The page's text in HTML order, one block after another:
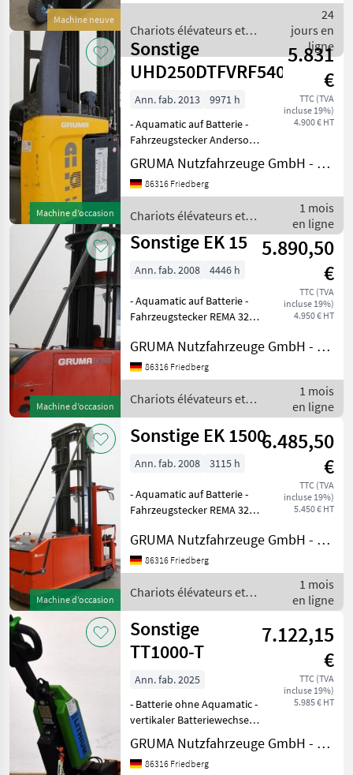
Machine neuve
U/min - mit
Chariots élévateurs et
techniques de stockage /
Sonstige
24
jours en
ligne
Machine d’occasion
Sonstige
UHD250DTFVRF540
5.831
€
TTC (TVA
incluse 19%)
4.900 € HT
Ann. fab. 2013
9971 h
- Aquamatic auf Batterie -
Fahrzeugstecker Anderson
320A - seitlicher
Batteriewechsel ohne
Rollen - Fahrzeug:
Mast:
Doppelzusatzhydraulik - S
GRUMA Nutzfahrzeuge GmbH - Staplertechnik
86316 Friedberg
Chariots élévateurs et
techniques de stockage /
Sonstige
1 mois
en ligne
Machine d’occasion
Sonstige EK 15
5.890,50
€
TTC (TVA
incluse 19%)
4.950 € HT
Ann. fab. 2008 4446 h
- Aquamatic auf Batterie -
Fahrzeugstecker REMA 320A
mit Rollen - Gabelträger -
Schwenkgabel -
Stahlrahmen - 180°-
Lenkung - Mastschutz:
GRUMA Nutzfahrzeuge GmbH - Staplertechnik
86316 Friedberg
Chariots élévateurs et
techniques de stockage /
Sonstige
1 mois
en ligne
Machine d’occasion
Sonstige EK 15006.485,50
€
TTC (TVA
incluse 19%)
5.450 € HT
Ann. fab. 2008 3115 h
- Aquamatic auf Batterie -
Fahrzeugstecker REMA 320A
mit Rollen - Gabelträger -
Schwenkgabel -
Stahlrahmen - 180°-
Lenkung - Mastschutz:
GRUMA Nutzfahrzeuge GmbH - Staplertechnik
86316 Friedberg
Chariots élévateurs et
techniques de stockage /
Sonstige
1 mois
en ligne
Sonstige
TT1000-T
7.122,15
€
TTC (TVA
incluse 19%)
5.985 € HT
Ann. fab. 2025
- Batterie ohne Aquamatic -
vertikaler Batteriewechsel -
SafetySpeed - Schleichfahrt
- Anhängekupplung:
Elektroklemmhaken
GRUMA Nutzfahrzeuge GmbH - Staplertechnik
86316 Friedberg